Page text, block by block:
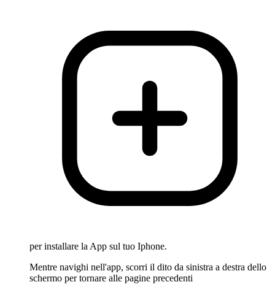
per installare la App sul tuo Iphone.
Mentre navighi nell'app, scorri il dito da sinistra a destra dello
schermo per tornare alle pagine precedenti